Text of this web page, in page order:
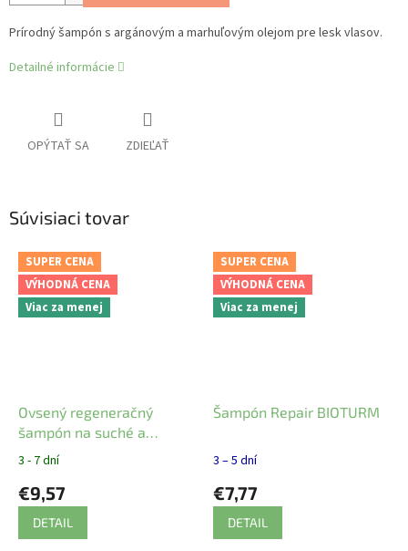
Prírodný šampón s argánovým a marhuľovým olejom pre lesk vlasov.
Detailné informácie
OPÝTAŤ SA ZDIEĽAŤ
Súvisiaci tovar
SUPER CENA
VÝHODNÁ CENA
Viac za menej
Ovsený regeneračný
šampón na suché a
poškodené vlasy Weleda
3 - 7 dní
€9,57
DETAIL
SUPER CENA
VÝHODNÁ CENA
Viac za menej
Šampón Repair BIOTURM
3 – 5 dní
€7,77
DETAIL